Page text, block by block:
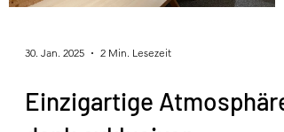
30. Jan. 2025 2 Min. Lesezeit
Einzigartige Atmosphäre